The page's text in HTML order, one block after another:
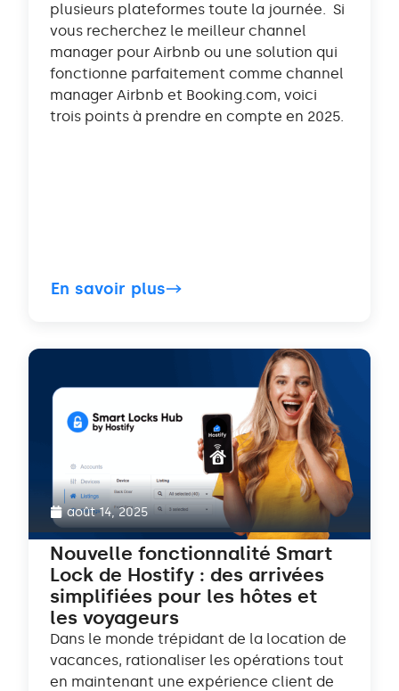
plusieurs plateformes toute la journée. Si
vous recherchez le meilleur channel
manager pour Airbnb ou une solution qui
fonctionne parfaitement comme channel
manager Airbnb et Booking.com, voici
trois points à prendre en compte en 2025.
En savoir plus
août 14, 2025
Nouvelle fonctionnalité Smart
Lock de Hostify : des arrivées
simplifiées pour les hôtes et
les voyageurs
Dans le monde trépidant de la location de
vacances, rationaliser les opérations tout
en maintenant une expérience client de